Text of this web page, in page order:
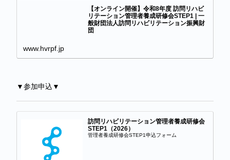
【オンライン開催】令和8年度 訪問リハビ
リテーション管理者養成研修会STEP1 | 一
般財団法人訪問リハビリテーション振興財
団
www.hvrpf.jp
▼参加申込▼
訪問リハビリテーション管理者養成研修会
STEP1（2026）
管理者養成研修会STEP1申込フォーム